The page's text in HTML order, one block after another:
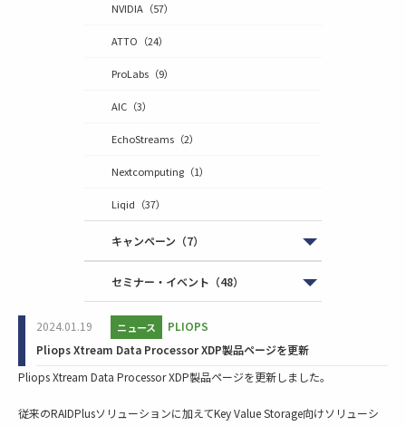
NVIDIA （57）
ATTO （24）
ProLabs （9）
AIC （3）
EchoStreams （2）
Nextcomputing （1）
Liqid （37）
キャンペーン （7）
セミナー・イベント （48）
2024.01.19 ニュース
PLIOPS
Pliops Xtream Data Processor XDP製品ページを更新
Pliops Xtream Data Processor XDP製品ページを更新しました。
従来のRAIDPlusソリューションに加えてKey Value Storage向けソリューシ